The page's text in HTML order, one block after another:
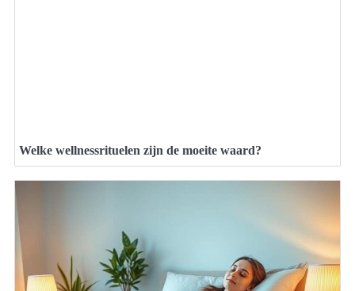
Welke wellnessrituelen zijn de moeite waard?